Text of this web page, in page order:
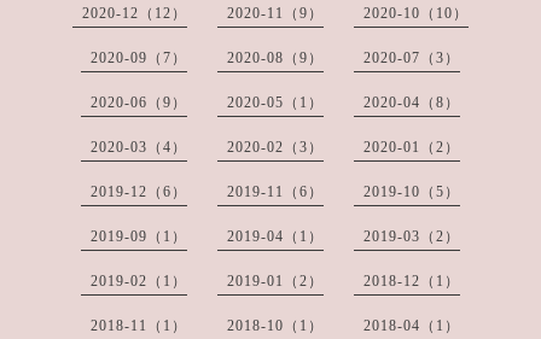
2020-12（12） 2020-11（9） 2020-10（10）
2020-09（7） 2020-08（9） 2020-07（3）
2020-06（9） 2020-05（1） 2020-04（8）
2020-03（4） 2020-02（3） 2020-01（2）
2019-12（6） 2019-11（6） 2019-10（5）
2019-09（1） 2019-04（1） 2019-03（2）
2019-02（1） 2019-01（2） 2018-12（1）
2018-11（1） 2018-10（1） 2018-04（1）